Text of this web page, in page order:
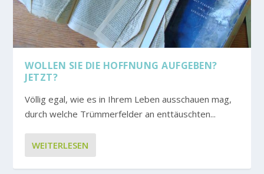
WOLLEN SIE DIE HOFFNUNG AUFGEBEN?
JETZT?
Völlig egal, wie es in Ihrem Leben ausschauen mag,
durch welche Trümmerfelder an enttäuschten...
WEITERLESEN